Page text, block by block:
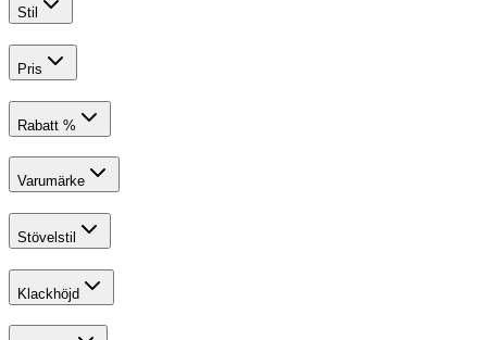
Stil
Pris
Rabatt %
Varumärke
Stövelstil
Klackhöjd